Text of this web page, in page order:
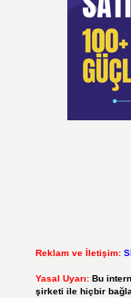
Reklam ve İletişim:
Yasal Uyarı: Bu
şirketi ile hiçbir